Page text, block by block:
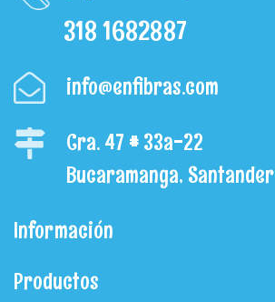
318 1682887
info@enfibras.com
Cra. 47 # 33a-22
Bucaramanga, Santander
Información
Productos